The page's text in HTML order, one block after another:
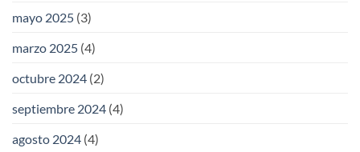
mayo 2025 (3)
marzo 2025 (4)
octubre 2024 (2)
septiembre 2024 (4)
agosto 2024 (4)